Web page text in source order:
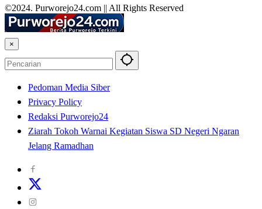
©2024. Purworejo24.com || All Rights Reserved
×
Pedoman Media Siber
Privacy Policy
Redaksi Purworejo24
Ziarah Tokoh Warnai Kegiatan Siswa SD Negeri Ngaran
Jelang Ramadhan